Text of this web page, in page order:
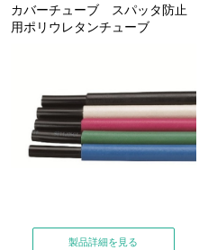
カバーチューブ スパッタ防止
用ポリウレタンチューブ
製品詳細を見る